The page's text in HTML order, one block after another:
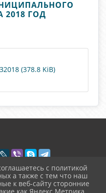
2018 ГОД
(378.8 KiB)
с политикой
а также с тем что наш
к веб-сайту сторонние